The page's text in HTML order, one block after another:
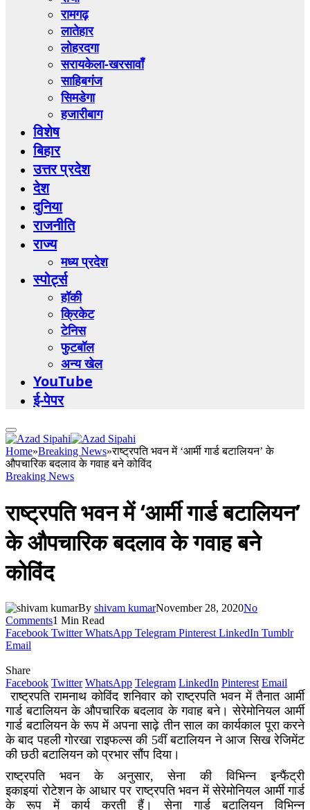
रामगढ़
लातेहार
लोहरदगा
सरायकेला-खरसावाँ
साहिबगंज
सिमडेगा
हजारीबाग
विशेष
बिहार
उत्तर प्रदेश
देश
दुनिया
राजनीति
राज्य
मध्य प्रदेश
स्पोर्ट्स
हॉकी
क्रिकेट
टेनिस
फुटबॉल
अन्य खेल
YouTube
ई-पेपर
Home»Breaking News»राष्ट्रपति भवन में ‘आर्मी गार्ड बटालियन’ के
औपचारिक बदलाव के गवाह बने कोविंद
Breaking News
राष्ट्रपति भवन में ‘आर्मी गार्ड बटालियन’
के औपचारिक बदलाव के गवाह बने
कोविंद
By shivam kumarNovember 28, 2020No
Comments1 Min Read
Facebook Twitter WhatsApp Telegram Pinterest LinkedIn Tumblr
Email
Share
Facebook Twitter WhatsApp Telegram LinkedIn Pinterest Email
राष्ट्रपति रामनाथ कोविंद शनिवार कोराष्ट्रपति भवन में तैनात आर्मी
गार्ड बटालियन केऔपचारिक बदलाव के गवाह बने।सेरेमोनियल आर्मी
गार्ड बटालियन के रूप में अपना साढ़े तीन साल का कार्यकाल पूरा करने
के बाद पहली गोरखा राइफल्स की 5वींबटालियन ने आजसिख रेजिमेंट
कीछठीबटालियन को प्रभार सौंप दिया।
राष्ट्रपति भवन के अनुसार,सेनाकीविभिन्न इन्फैंट्री
इकाइयांरोटेशनके आधार परराष्ट्रपति भवन में सेरेमोनियल आर्मी गार्ड
के रूप में कार्य करतीहैं। सेना गार्ड बटालियन विभिन्न